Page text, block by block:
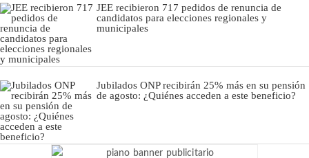
JEE recibieron 717 pedidos de renuncia de
candidatos para elecciones regionales y
municipales
Jubilados ONP recibirán 25% más en su pensión
de agosto: ¿Quiénes acceden a este beneficio?